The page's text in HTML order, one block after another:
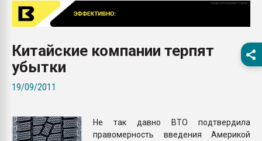
первый план в
пластмасс
бутылок
Китайские компании терпят
убытки
19/09/2011
Не так давно ВТО подтвердила
правомерность введения Америкой